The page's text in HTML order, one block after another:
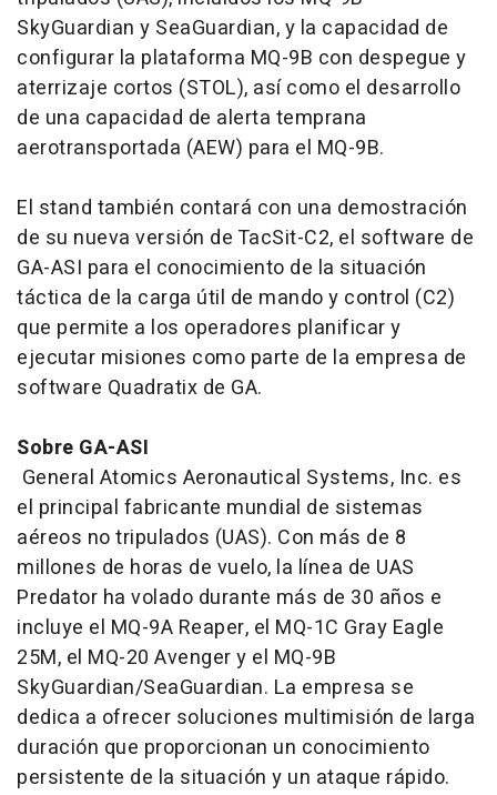
SkyGuardian y SeaGuardian, y la capacidad de
configurar la plataforma MQ-9B con despegue y
aterrizaje cortos (STOL), así como el desarrollo
de una capacidad de alerta temprana
aerotransportada (AEW) para el MQ-9B.
El stand también contará con una demostración
de su nueva versión de TacSit-C2, el software de
GA-ASI para el conocimiento de la situación
táctica de la carga útil de mando y control (C2)
que permite a los operadores planificar y
ejecutar misiones como parte de la empresa de
software Quadratix de GA.
Sobre GA-ASI
General Atomics Aeronautical Systems, Inc. es
el principal fabricante mundial de sistemas
aéreos no tripulados (UAS). Con más de 8
millones de horas de vuelo, la línea de UAS
Predator ha volado durante más de 30 años e
incluye el MQ-9A Reaper, el MQ-1C Gray Eagle
25M, el MQ-20 Avenger y el MQ-9B
SkyGuardian/SeaGuardian. La empresa se
dedica a ofrecer soluciones multimisión de larga
duración que proporcionan un conocimiento
persistente de la situación y un ataque rápido.